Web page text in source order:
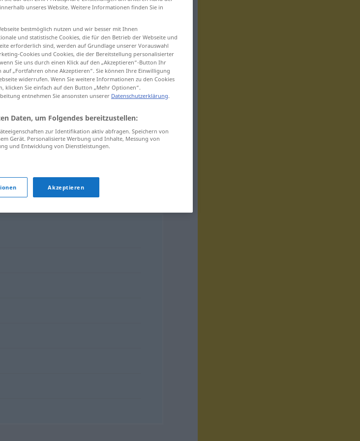
unseres Website. Weitere Informationen finden Sie in
bestmöglich nutzen und wir besser mit Ihnen
und statistische Cookies, die für den Betrieb der Webseite und
erforderlich sind, werden auf Grundlage unserer Vorauswahl
Cookies und Cookies, die der Bereitstellung personalisierter
Sie uns durch einen Klick auf den „Akzeptieren“-Button Ihr
auf „Fortfahren ohne Akzeptieren“. Sie können Ihre Einwilligung
widerrufen. Wenn Sie weitere Informationen zu den Cookies
klicken Sie einfach auf den Button „Mehr Optionen“.
entnehmen Sie ansonsten unserer Datenschutzerklärung.
Daten, um Folgendes bereitzustellen:
zur Identifikation aktiv abfragen. Speichern von
Gerät. Personalisierte Werbung und Inhalte, Messung von
und Entwicklung von Dienstleistungen.
Akzeptieren